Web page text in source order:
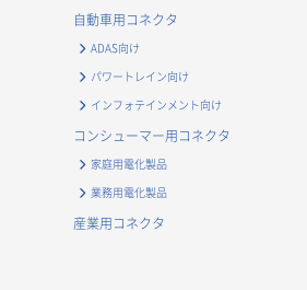
自動車用コネクタ
ADAS向け
パワートレイン向け
インフォテインメント向け
コンシューマー用コネクタ
家庭用電化製品
業務用電化製品
産業用コネクタ